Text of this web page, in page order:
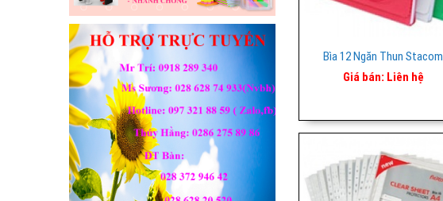
Bìa 12 Ngăn Thun Stacom
Giá bán: Liên hệ